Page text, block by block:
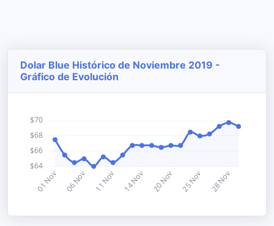
Dolar Blue Histórico de Noviembre 2019 -
Gráfico de Evolución